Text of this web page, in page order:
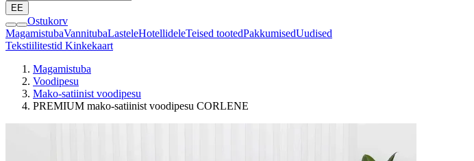
EE
Ostukorv
MagamistubaVannitubaLasteleHotellideleTeised tootedPakkumisedUudised
Tekstiilitestid Kinkekaart
Magamistuba
Voodipesu
Mako-satiinist voodipesu
PREMIUM mako-satiinist voodipesu CORLENE